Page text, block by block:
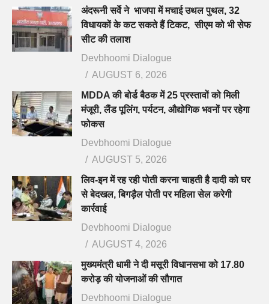
अंदरूनी सर्वे ने भाजपा में मचाई उथल पुथल, 32
विधायकों के कट सकते हैं टिकट, सीएम को भी सेफ
सीट की तलाश
Devbhoomi Dialogue
AUGUST 6, 2026
MDDA की बोर्ड बैठक में 25 प्रस्तावों को मिली
मंजूरी, लैंड पूलिंग, पर्यटन, औद्योगिक भवनों पर रहेगा
फोकस
Devbhoomi Dialogue
AUGUST 5, 2026
लिव-इन में रह रही पोती करना चाहती है दादी को घर
से बेदखल, बिगड़ैल पोती पर महिला सेल करेगी
कार्रवाई
Devbhoomi Dialogue
AUGUST 4, 2026
मुख्यमंत्री धामी ने दी मसूरी विधानसभा को 17.80
करोड़ की योजनाओं की सौगात
Devbhoomi Dialogue